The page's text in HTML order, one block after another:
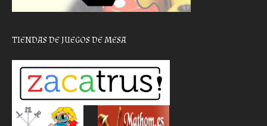
TIENDAS DE JUEGOS DE MESA